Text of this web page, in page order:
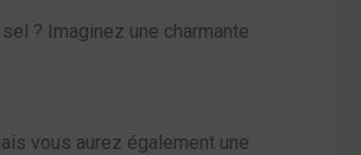
? Imaginez une charmante
vous aurez également une